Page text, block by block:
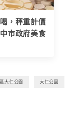
，秤重計價
市政府美食
大仁公園 大仁公園